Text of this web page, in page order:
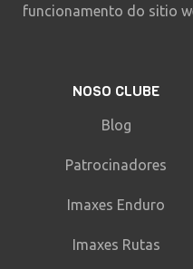
funcionamento do sitio
NOSO CLUBE
Blog
Patrocinadores
Imaxes Enduro
Imaxes Rutas